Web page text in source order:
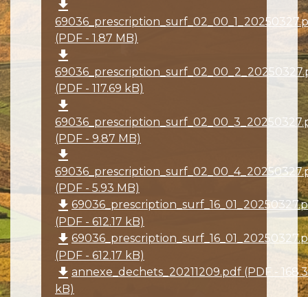
file_download
(PDF - 1.87 MB)
file_download
(PDF - 117.69 kB)
file_download
(PDF - 9.87 MB)
file_download
(PDF - 5.93 MB)
file_download
(PDF - 612.17 kB)
file_download
(PDF - 612.17 kB)
file_download annexe_dechets_20211209.pdf (PDF -
kB)